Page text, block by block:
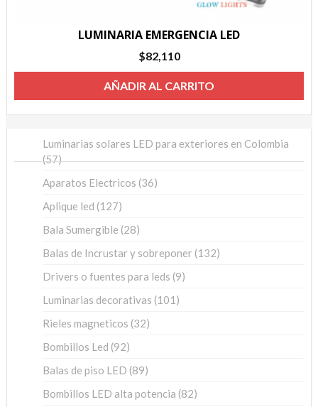
LUMINARIA EMERGENCIA LED
$82,110
AÑADIR AL CARRITO
Luminarias solares LED para exteriores en Colombia
5757
Aparatos Electricos 3636
Aplique led 127127
Bala Sumergible 2828
Balas de Incrustar y sobreponer 132132
Drivers o fuentes para leds 99
Luminarias decorativas 101 101
Rieles magneticos 3232
Bombillos Led 9292
Balas de piso LED 8989
Bombillos LED alta potencia 8282